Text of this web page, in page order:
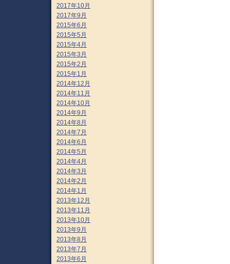
2017年10月
2017年9月
2015年6月
2015年5月
2015年4月
2015年3月
2015年2月
2015年1月
2014年12月
2014年11月
2014年10月
2014年9月
2014年8月
2014年7月
2014年6月
2014年5月
2014年4月
2014年3月
2014年2月
2014年1月
2013年12月
2013年11月
2013年10月
2013年9月
2013年8月
2013年7月
2013年6月